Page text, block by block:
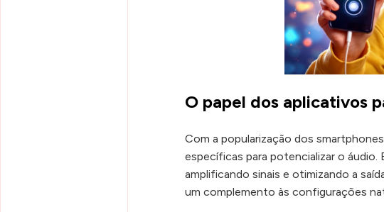
O papel dos aplicativos
Com a popularização dos
específicas para potencializar o
amplificando sinais e otimizando a
um complemento às configurações